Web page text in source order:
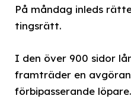
På måndag inleds
tingsrätt.
I den över 900 sidor
framträder en
förbipasserande